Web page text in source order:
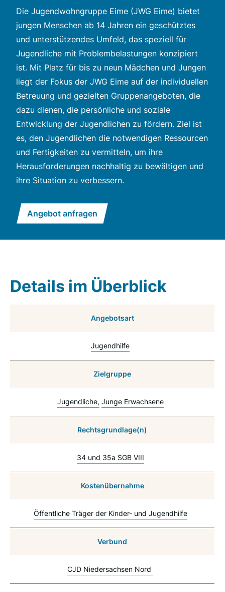
Die Jugendwohngruppe Eime (JWG Eime) bietet
jungen Menschen ab 14 Jahren ein geschütztes
und unterstützendes Umfeld, das speziell für
Jugendliche mit Problembelastungen konzipiert
ist. Mit Platz für bis zu neun Mädchen und Jungen
liegt der Fokus der JWG Eime auf der individuellen
Betreuung und gezielten Gruppenangeboten, die
dazu dienen, die persönliche und soziale
Entwicklung der Jugendlichen zu fördern. Ziel ist
es, den Jugendlichen die notwendigen Ressourcen
und Fertigkeiten zu vermitteln, um ihre
Herausforderungen nachhaltig zu bewältigen und
ihre Situation zu verbessern.
Angebot anfragen
Details im Überblick
Angebotsart
Jugendhilfe
Zielgruppe
Jugendliche Junge Erwachsene
Rechtsgrundlage(n)
34 und 35a SGB VIII
Kostenübernahme
Öffentliche Träger der Kinder- und Jugendhilfe
Verbund
CJD Niedersachsen Nord